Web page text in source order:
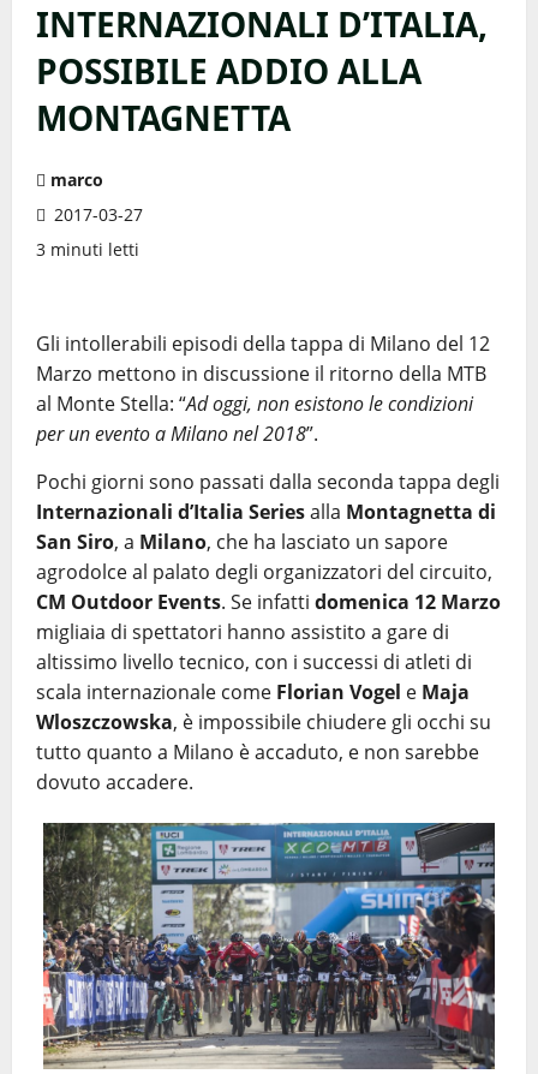
INTERNAZIONALI D’ITALIA,
POSSIBILE ADDIO ALLA
MONTAGNETTA
marco
2017-03-27
3 minuti letti
Gli intollerabili episodi della tappa di Milano del 12
Marzo mettono in discussione il ritorno della MTB
al Monte Stella: “Ad oggi, non esistono le condizioni
per un evento a Milano nel 2018”.
Pochi giorni sono passati dalla seconda tappa degli
Internazionali d’Italia Seriesalla Montagnetta di
San Siro, a Milano, che ha lasciato un sapore
agrodolce al palato degli organizzatori del circuito,
CM Outdoor Events. Se infatti domenica 12 Marzo
migliaia di spettatori hanno assistito a gare di
altissimo livello tecnico, con i successi di atleti di
scala internazionale come Florian Vogel e Maja
Wloszczowska, è impossibile chiudere gli occhi su
tutto quanto a Milano è accaduto, e non sarebbe
dovuto accadere.